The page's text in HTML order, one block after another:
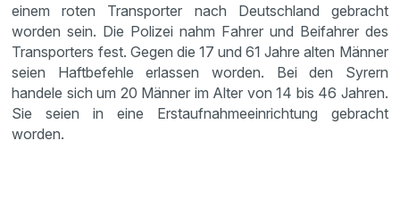
einem roten Transporter nach Deutschland gebracht
worden sein. Die Polizei nahm Fahrer und Beifahrer des
Transporters fest. Gegen die 17 und 61 Jahre alten Männer
seien Haftbefehle erlassen worden. Bei den Syrern
handele sich um 20 Männer im Alter von 14 bis 46 Jahren.
Sie seien in eine Erstaufnahmeeinrichtung gebracht
worden.